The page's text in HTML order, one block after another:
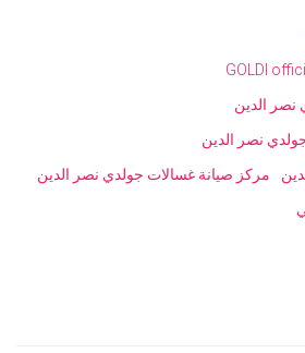
GOLDI
نصر الدين
نصر الدين
مركز صيانة غسالات جولدي نصر الدين